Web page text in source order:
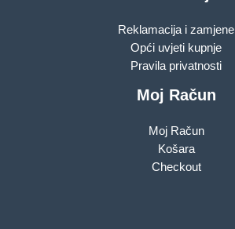
Reklamacija i zamjene
Opći uvjeti kupnje
Pravila privatnosti
Moj Račun
Moj Račun
Košara
Checkout